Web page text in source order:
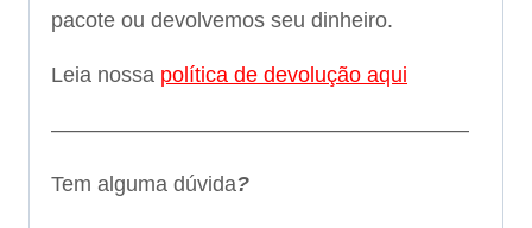
pacote ou devolvemos seu dinheiro.
Leia nossa política de devolução aqui
———————————————————–
Tem alguma dúvida?